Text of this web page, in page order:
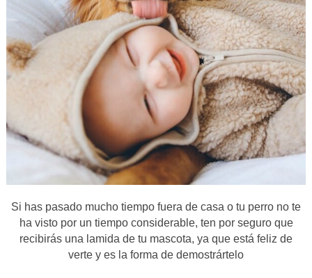
Si has pasado mucho tiempo fuera de casa o tu perro no te
ha visto por un tiempo considerable, ten por seguro que
recibirás una lamida de tu mascota, ya que está feliz de
verte y es la forma de demostrártelo